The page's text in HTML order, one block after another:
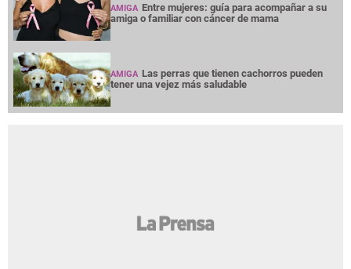
AMIGA Entre mujeres: guía para acompañar a su
amiga o familiar con cáncer de mama
AMIGA Las perras que tienen cachorros pueden
tener una vejez más saludable